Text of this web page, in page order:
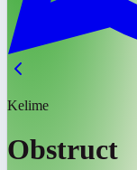
Kelime
Obstruct